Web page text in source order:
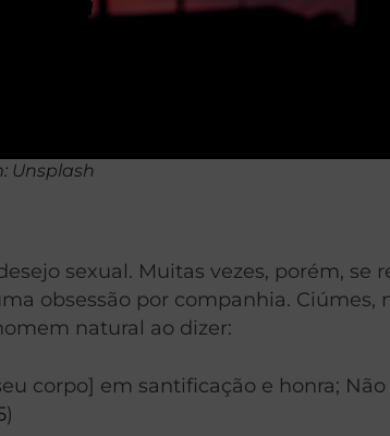
Unsplash
sexual. Muitas vezes, porém, se
obsessão por companhia.
natural ao dizer:
corpo] em santificação e honra;
)